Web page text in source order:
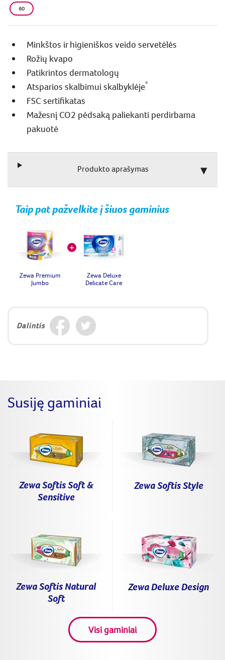
60
Minkštos ir higieniškos veido servetėlės
Rožių kvapo
Patikrintos dermatologų
Atsparios skalbimui skalbyklėje*
FSC sertifikatas
Mažesnį CO2 pėdsaką paliekanti perdirbama
pakuotė
Produkto aprašymas
Taip pat pažvelkite į šiuos gaminius
Zewa Premium
Jumbo
Zewa Deluxe
Delicate Care
Dalintis
Susiję gaminiai
Zewa Softis Soft &
Sensitive
Zewa Softis Style
Zewa Softis Natural
Soft
Zewa Deluxe Design
Visi gaminiai